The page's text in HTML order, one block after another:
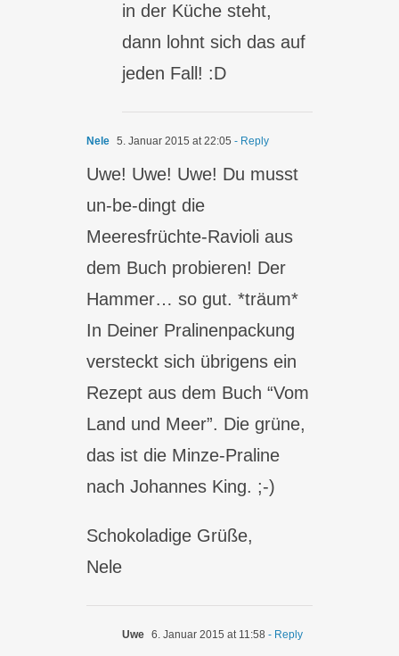
in der Küche steht,
dann lohnt sich das auf
jeden Fall! :D
Nele 5. Januar 2015 at 22:05 - Reply
Uwe! Uwe! Uwe! Du musst
un-be-dingt die
Meeresfrüchte-Ravioli aus
dem Buch probieren! Der
Hammer… so gut. *träum*
In Deiner Pralinenpackung
versteckt sich übrigens ein
Rezept aus dem Buch “Vom
Land und Meer”. Die grüne,
das ist die Minze-Praline
nach Johannes King. ;-)
Schokoladige Grüße,
Nele
Uwe 6. Januar 2015 at 11:58 - Reply